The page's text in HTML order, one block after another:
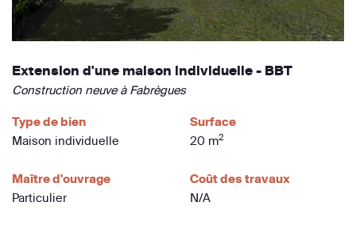
Extension d'une maison individuelle - BBT
Construction neuve à Fabrègues
Type de bien
Maison individuelle
Surface
20 m2
Maître d'ouvrage
Particulier
Coût des travaux
N/A